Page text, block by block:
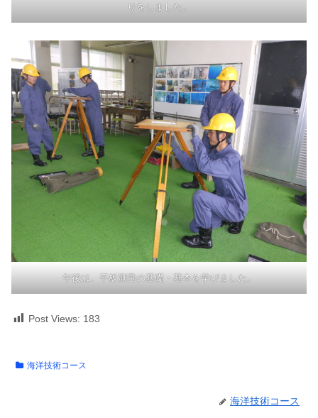
りをしました。
午後は、平板測量の基礎・基本を学びました。
Post Views: 183
海洋技術コース
海洋技術コース